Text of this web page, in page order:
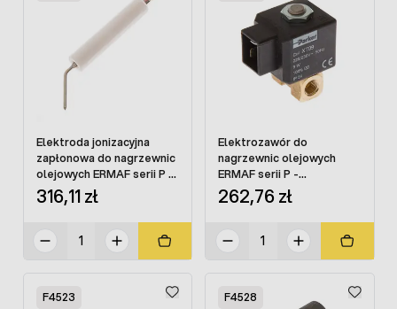
Elektroda jonizacyjna
zapłonowa do nagrzewnic
olejowych ERMAF serii P -
N51400008
316,11 zł
Elektrozawór do
nagrzewnic olejowych
ERMAF serii P -
N51400237
262,76 zł
F4523 F4528